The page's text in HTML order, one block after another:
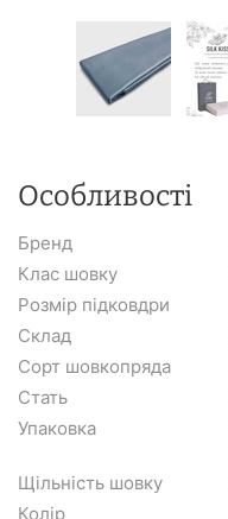
Особливості
Бренд
Клас шовку
Розмір підковдри
Склад
Сорт шовкопряда
Стать
Упаковка
Щільність шовку
Колір